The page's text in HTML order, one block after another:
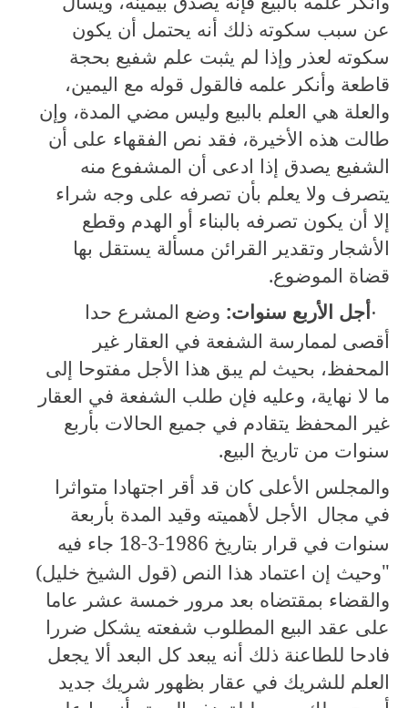
عن سبب سكوته ذلك أنه يحتمل أن يكون
سكوته لعذر وإذا لم يثبت علم شفيع بحجة
قاطعة وأنكر علمه فالقول قوله مع اليمين،
والعلة هي العلم بالبيع وليس مضي المدة، وإن
طالت هذه الأخيرة، فقد نص الفقهاء على أن
الشفيع يصدق إذا ادعى أن المشفوع منه
يتصرف ولا يعلم بأن تصرفه على وجه شراء
إلا أن يكون تصرفه بالبناء أو الهدم وقطع
الأشجار وتقدير القرائن مسألة يستقل بها
قضاة الموضوع.
·أجل الأربع سنوات: وضع المشرع حدا
أقصى لممارسة الشفعة في العقار غير
المحفظ، بحيث لم يبق هذا الأجل مفتوحا إلى
ما لا نهاية، وعليه فإن طلب الشفعة في العقار
غير المحفظ يتقادم في جميع الحالات بأربع
سنوات من تاريخ البيع.
والمجلس الأعلى كان قد أقر اجتهادا متواثرا
في مجال الأجل لأهميته وقيد المدة بأربعة
سنوات في قرار بتاريخ 18-3-1986 جاء فيه
"وحيث إن اعتماد هذا النص (قول الشيخ خليل)
والقضاء بمقتضاه بعد مرور خمسة عشر عاما
على عقد البيع المطلوب شفعته يشكل ضررا
فادحا للطاعنة ذلك أنه يبعد كل البعد ألا يجعل
العلم للشريك في عقار بظهور شريك جديد